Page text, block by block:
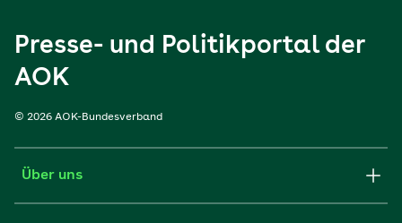
Presse- und Politikportal der
AOK
© 2026 AOK-Bundesverband
Über uns